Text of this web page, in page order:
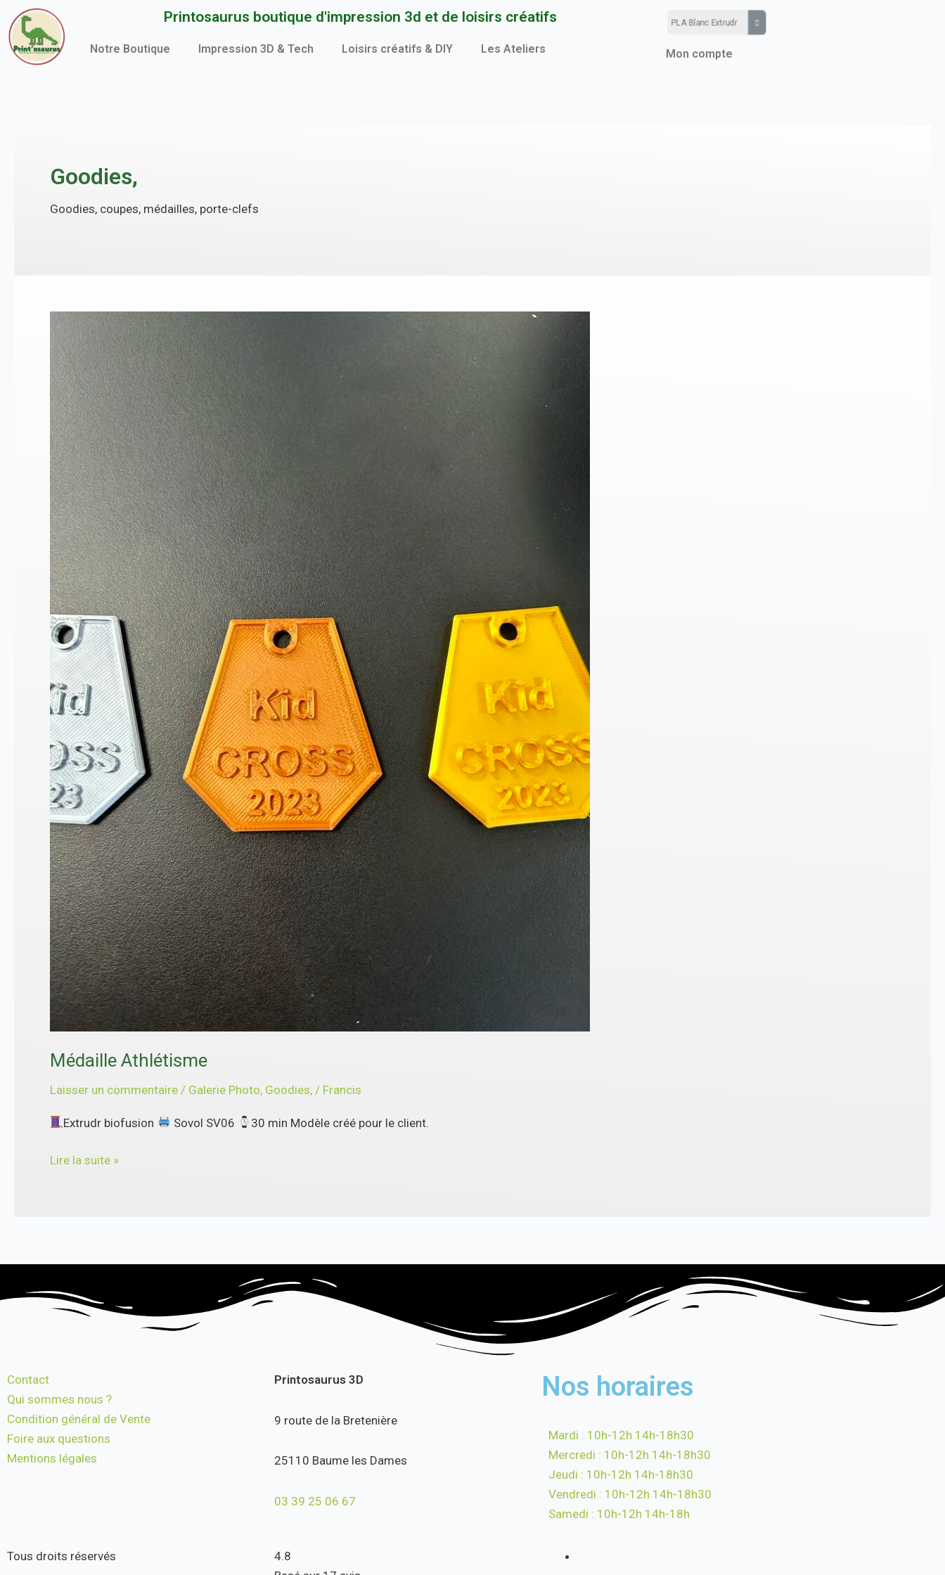
Aller
au
contenu
Printosaurus boutique d'impression 3d et de loisirs créatifs
Notre Boutique Impression 3D & Tech Loisirs créatifs & DIY Les Ateliers Mon compte
Goodies,
Goodies, coupes, médailles, porte-clefs
Médaille Athlétisme
Laisser un commentaire / Galerie Photo, Goodies, / Francis
Extrudr biofusion Sovol SV06 30 min Modèle créé pour le client.
Médaille
Athlétisme
Lire la suite »
Contact
Qui sommes nous ?
Condition général de Vente
Foire aux questions
Mentions légales
Printosaurus 3D
9 route de la Bretenière
25110 Baume les Dames
03 39 25 06 67
Nos horaires
Mardi : 10h-12h 14h-18h30
Mercredi : 10h-12h 14h-18h30
Jeudi : 10h-12h 14h-18h30
Vendredi : 10h-12h 14h-18h30
Samedi : 10h-12h 14h-18h
Tous droits réservés
4.8